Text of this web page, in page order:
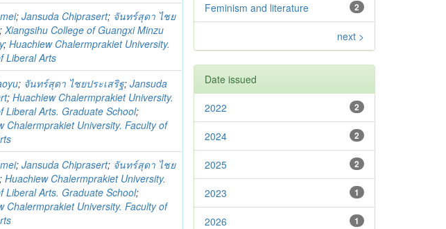
;Jansuda Chiprasert; จันทร์สุดา ไชย
;Xiangsihu College of Guangxi Minzu
;Huachiew Chalermprakiet University.
Liberal Arts
; จันทร์สุดา ไชยประเสริฐ;Jansuda
;Huachiew Chalermprakiet University.
Liberal Arts. Graduate School;
Chalermprakiet University. Faculty of
;Jansuda Chiprasert; จันทร์สุดา ไชย
;Huachiew Chalermprakiet University.
Liberal Arts. Graduate School;
Chalermprakiet University. Faculty of
2
Feminism and literature
next >
Date issued
2
2022
2
2024
2
2025
1
2023
1
2026